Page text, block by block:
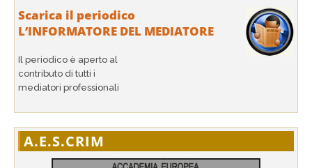
Scarica il periodico
L’INFORMATORE DEL MEDIATORE
Il periodico è aperto al
contributo di tutti i
mediatori professionali
A.E.S.CRIM